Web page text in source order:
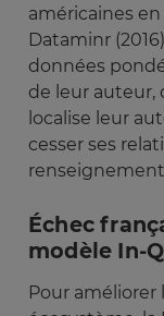
américaines en
Dataminr
données
de leur auteur,
localise leur
cesser ses
Échec
modèle In-
Pour